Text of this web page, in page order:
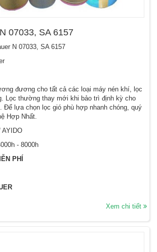
07033, SA 6157
N 07033, SA 6157
đương cho tất cả các loại máy nén khí, lọc
Lọc thường thay mới khi bảo trì định kỳ cho
Để lựa chọn lọc gió phù hợp nhanh chóng, quý
Hợp Nhất.
- 8000h
PHÍ
Xem chi tiết